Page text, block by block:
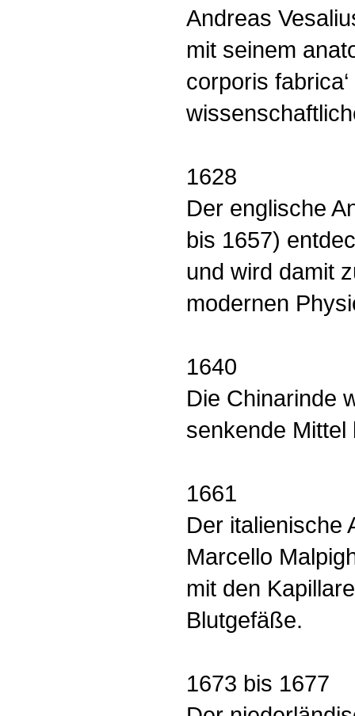
Andreas
mit seinem
corporis
1628
Der englische
bis 1657)
und wird damit
modernen
1640
Die Chinarinde
senkende Mittel
1661
Der italienische
Marcello
mit den
Blutgefäße.
1673 bis 1677